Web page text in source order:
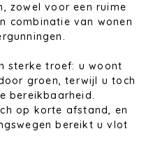
zowel voor een ruime
combinatie van wonen
sterke troef: u woont
groen, terwijl u toch
bereikbaarheid.
op korte afstand, en
bereikt u vlot